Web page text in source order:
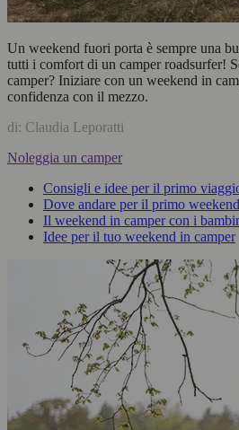
Un weekend fuori porta è sempre una
tutti i comfort di un camper roadsurfer!
camper? Iniziare con un weekend in
confidenza con il mezzo.
di: Claudia Leporatti
Noleggia un camper
Consigli e idee per il primo
Dove andare per il primo
Il weekend in camper con i
Idee per il tuo weekend in camper